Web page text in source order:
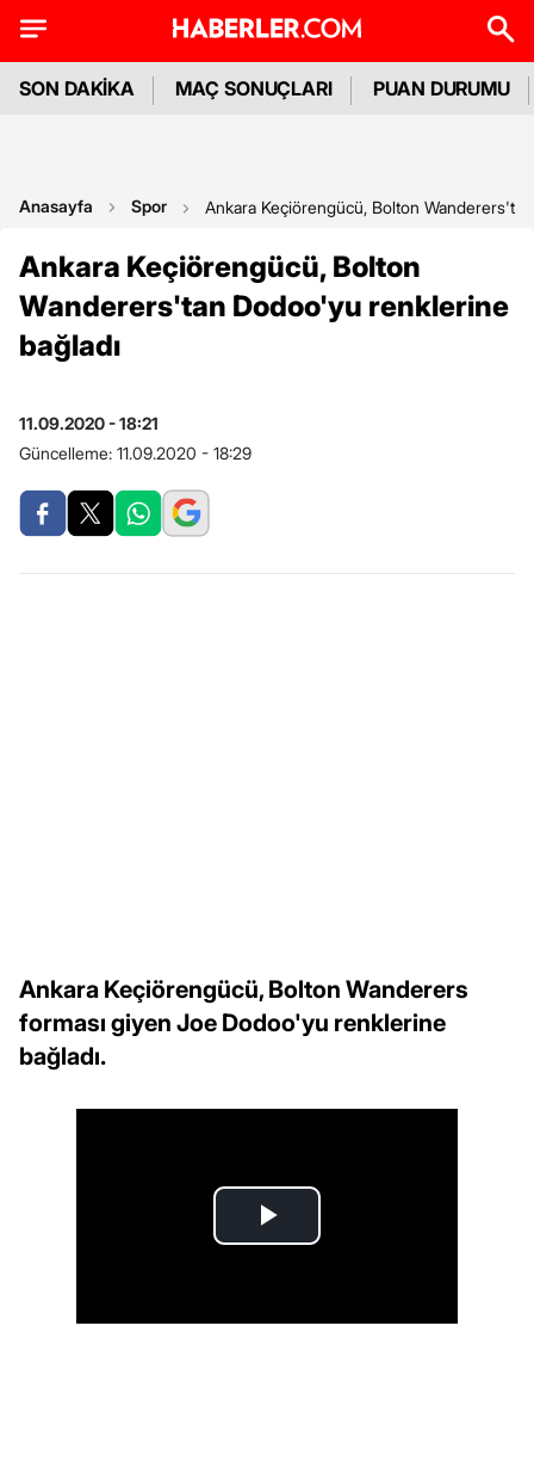
SON DAKİKA MAÇ SONUÇLARI PUAN DURUMU
Anasayfa Spor Ankara Keçiörengücü, Bolton
Ankara Keçiörengücü, Bolton
Wanderers'tan Dodoo'yu renklerine
bağladı
11.09.2020 - 18:21
Güncelleme: 11.09.2020 - 18:29
Ankara Keçiörengücü, Bolton Wanderers
forması giyen Joe Dodoo'yu renklerine
bağladı.